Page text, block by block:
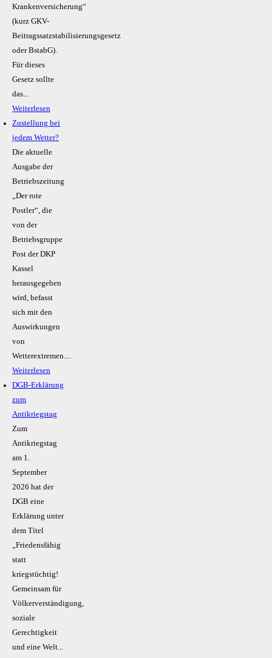
Krankenversicherung“
(kurz GKV-
Beitragssatzstabilisierungsgesetz
oder BstabG).
Für dieses
Gesetz sollte
das...
Weiterlesen
Zustellung bei
jedem Wetter?
Die aktuelle
Ausgabe der
Betriebszeitung
„Der rote
Postler“, die
von der
Betriebsgruppe
Post der DKP
Kassel
herausgegeben
wird, befasst
sich mit den
Auswirkungen
von
Wetterextremen....
Weiterlesen
DGB-Erklärung
zum
Antikriegstag
Zum
Antikriegstag
am 1.
September
2026 hat der
DGB eine
Erklärung unter
dem Titel
„Friedensfähig
statt
kriegstüchtig!
Gemeinsam für
Völkerverständigung,
soziale
Gerechtigkeit
und eine Welt...